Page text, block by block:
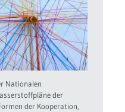
Nationalen
der
der Kooperation,